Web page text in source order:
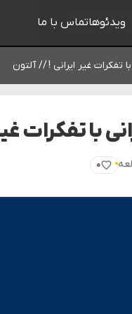
ویدئوهاتماس با ما
تفکرات غیر ایرانی ! // آلتون
با تفکرات
۰
پسندیدن